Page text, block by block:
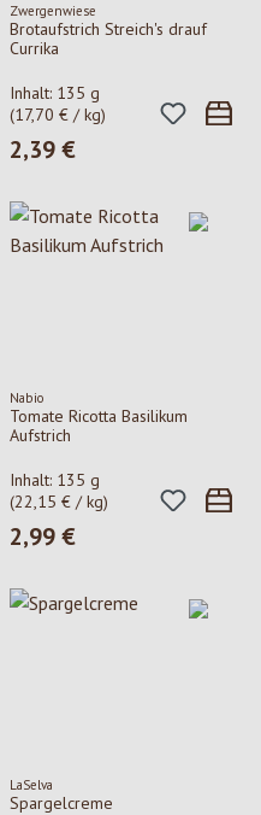
Zwergenwiese
Brotaufstrich Streich's drauf
Currika
Inhalt: 135 g
(17,70 € / kg)
Regulärer Preis:
2,39 €
Nabio
Tomate Ricotta Basilikum
Aufstrich
Inhalt: 135 g
(22,15 € / kg)
Regulärer Preis:
2,99 €
LaSelva
Spargelcreme